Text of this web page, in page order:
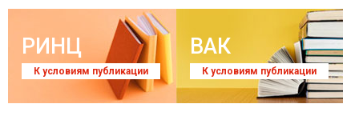
РИНЦ
К условиям публикации
ВАК
К условиям публикации